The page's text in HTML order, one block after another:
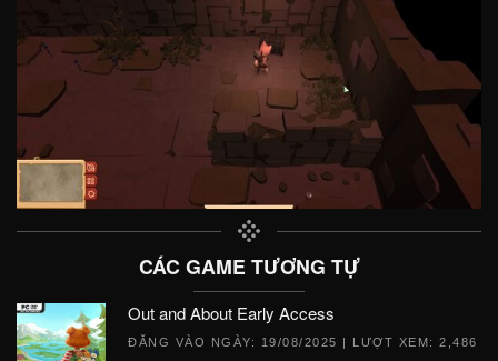
CÁC GAME TƯƠNG TỰ
Out and About Early Access
ĐĂNG VÀO NGÀY: 19/08/2025 | LƯỢT XEM: 2,486